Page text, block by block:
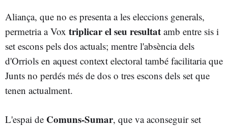
Aliança, que no es presenta a les eleccions generals,
permetria a Vox triplicar el seu resultat amb entre sis i
set escons pels dos actuals; mentre l'absència dels
d'Orriols en aquest context electoral també facilitaria que
Junts no perdés més de dos o tres escons dels set que
tenen actualment.
L'espai de Comuns-Sumar, que va aconseguir set